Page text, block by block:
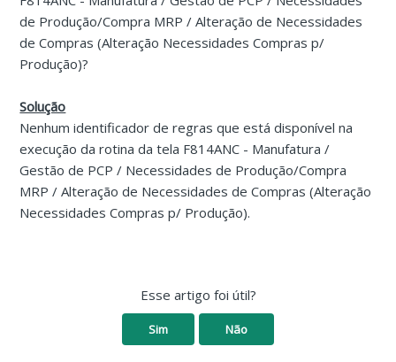
de Produção/Compra MRP / Alteração de Necessidades
de Compras (Alteração Necessidades Compras p/
Produção)?
Solução
Nenhum identificador de regras que está disponível na
execução da rotina da tela F814ANC - Manufatura /
Gestão de PCP / Necessidades de Produção/Compra
MRP / Alteração de Necessidades de Compras (Alteração
Necessidades Compras p/ Produção).
Esse artigo foi útil?
Sim Não